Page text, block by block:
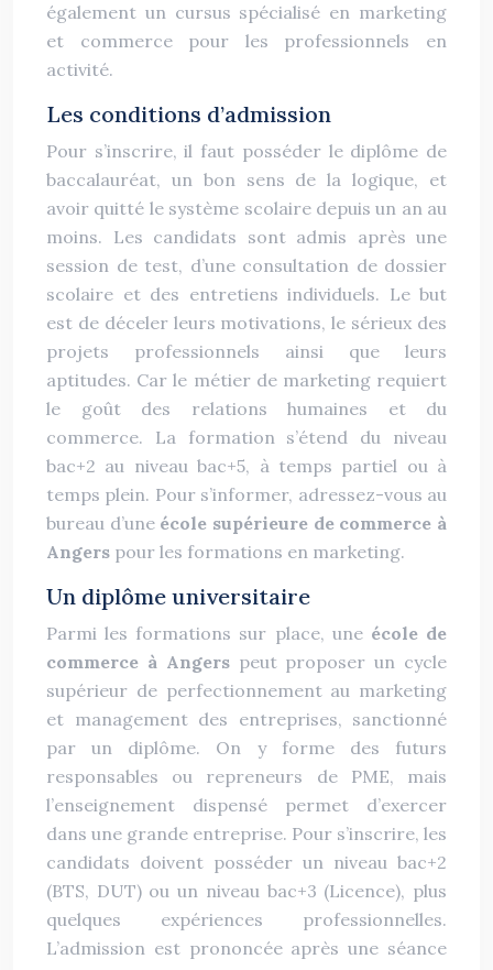
également un cursus spécialisé en marketing
et commerce pour les professionnels en
activité.
Les conditions d’admission
Pour s’inscrire, il faut posséder le diplôme de
baccalauréat, un bon sens de la logique, et
avoir quitté le système scolaire depuis un an au
moins. Les candidats sont admis après une
session de test, d’une consultation de dossier
scolaire et des entretiens individuels. Le but
est de déceler leurs motivations, le sérieux des
projets professionnels ainsi que leurs
aptitudes. Car le métier de marketing requiert
le goût des relations humaines et du
commerce. La formation s’étend du niveau
bac+2 au niveau bac+5, à temps partiel ou à
temps plein. Pour s’informer, adressez-vous au
bureau d’une école supérieure de commerce à
Angers pour les formations en marketing.
Un diplôme universitaire
Parmi les formations sur place, une école de
commerce à Angers peut proposer un cycle
supérieur de perfectionnement au marketing
et management des entreprises, sanctionné
par un diplôme. On y forme des futurs
responsables ou repreneurs de PME, mais
l’enseignement dispensé permet d’exercer
dans une grande entreprise. Pour s’inscrire, les
candidats doivent posséder un niveau bac+2
(BTS, DUT) ou un niveau bac+3 (Licence), plus
quelques expériences professionnelles.
L’admission est prononcée après une séance